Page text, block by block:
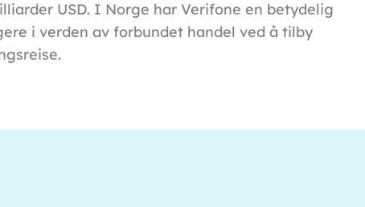
USD. I Norge har Verifone en betydelig
i verden av forbundet handel ved å tilby